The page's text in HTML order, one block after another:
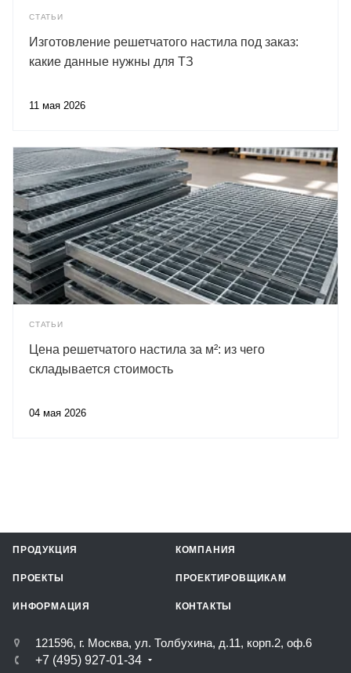
СТАТЬИ
Изготовление решетчатого настила под заказ:
какие данные нужны для ТЗ
11 мая 2026
СТАТЬИ
Цена решетчатого настила за м²: из чего
складывается стоимость
04 мая 2026
ПРОДУКЦИЯ КОМПАНИЯ
ПРОЕКТЫ ПРОЕКТИРОВЩИКАМ
ИНФОРМАЦИЯ КОНТАКТЫ
121596, г. Москва, ул. Толбухина, д.11, корп.2, оф.6
+7 (495) 927-01-34